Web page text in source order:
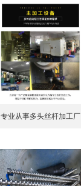
专业从事多头丝杆加工厂